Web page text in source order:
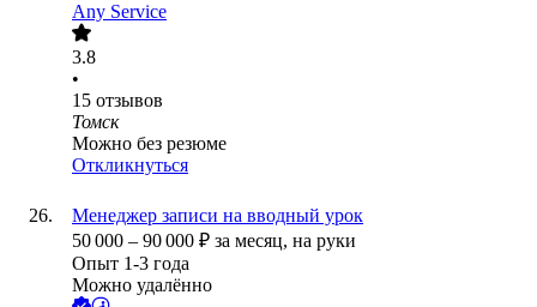
Any Service
3.8
•
15 отзывов
Томск
Можно без резюме
Откликнуться
Менеджер записи на вводный урок
50 000 – 90 000 ₽ за месяц, на руки
Опыт 1-3 года
Можно удалённо